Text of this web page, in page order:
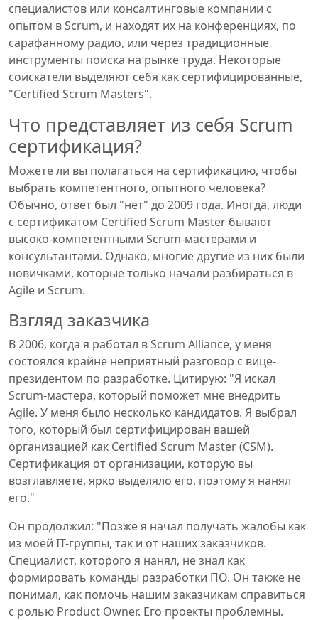
специалистов или консалтинговые компании с
опытом в Scrum, и находят их на конференциях, по
сарафанному радио, или через традиционные
инструменты поиска на рынке труда. Некоторые
соискатели выделяют себя как сертифицированные,
"Certified Scrum Masters".
Что представляет из себя Scrum
сертификация?
Можете ли вы полагаться на сертификацию, чтобы
выбрать компетентного, опытного человека?
Обычно, ответ был "нет" до 2009 года. Иногда, люди
с сертификатом Certified Scrum Master бывают
высоко-компетентными Scrum-мастерами и
консультантами. Однако, многие другие из них были
новичками, которые только начали разбираться в
Agile и Scrum.
Взгляд заказчика
В 2006, когда я работал в Scrum Alliance, у меня
состоялся крайне неприятный разговор с вице-
президентом по разработке. Цитирую: "Я искал
Scrum-мастера, который поможет мне внедрить
Agile. У меня было несколько кандидатов. Я выбрал
того, который был сертифицирован вашей
организацией как Certified Scrum Master (CSM).
Сертификация от организации, которую вы
возглавляете, ярко выделяло его, поэтому я нанял
его."
Он продолжил: "Позже я начал получать жалобы как
из моей IT-группы, так и от наших заказчиков.
Специалист, которого я нанял, не знал как
формировать команды разработки ПО. Он также не
понимал, как помочь нашим заказчикам справиться
с ролью Product Owner. Его проекты проблемны.